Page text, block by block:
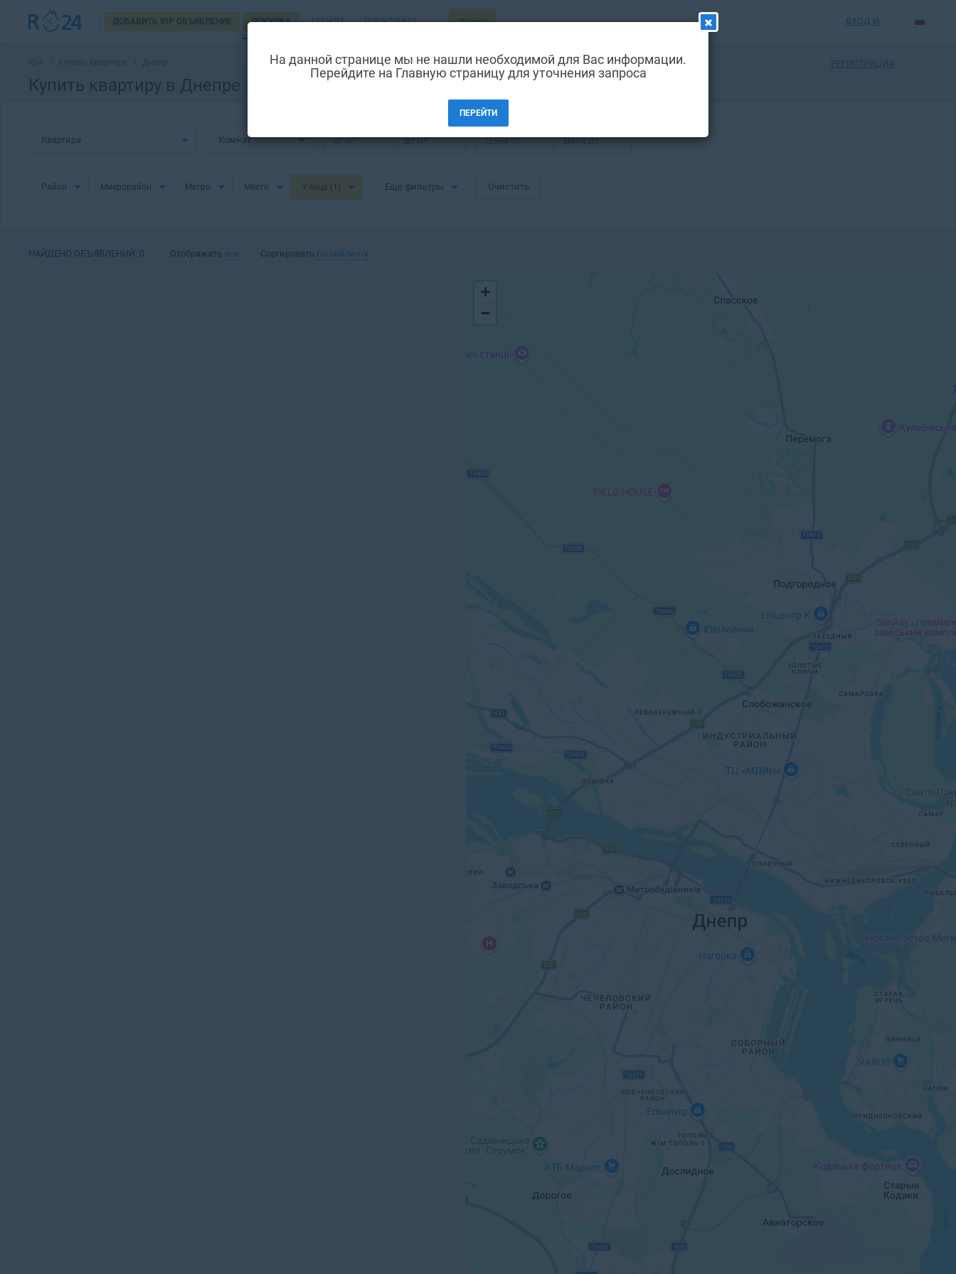
ДОБАВИТЬ VIP ОБЪЯВЛЕНИЕ ПОКУПКА АРЕНДА ПОСУТОЧНО Днепр ВХОД И
РЕГИСТРАЦИЯ
Купить квартиру в Днепре
Квартира Комнат отм² дом² Цена от Цена до
Район Микрорайон Метро Место Улица (1) Еще фильтры Очистить
НАЙДЕНО ОБЪЯВЛЕНИЙ: 0 Отображать все Сортировать по рейтингу
+
−
На данной странице мы не нашли необходимой для Вас информации.
Перейдите на Главную страницу для уточнения запроса
ПЕРЕЙТИ